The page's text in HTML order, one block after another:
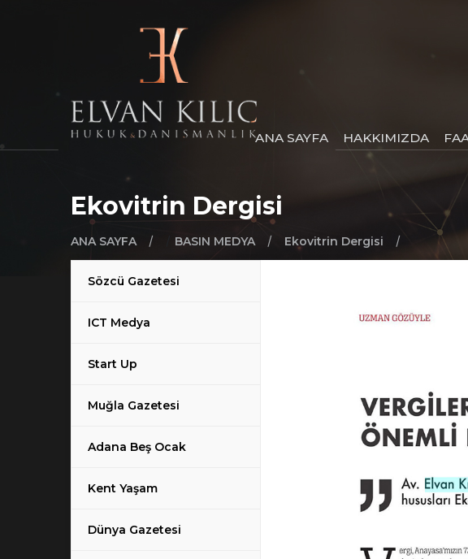
ANA SAYFA HAKKIMIZDA
Ekovitrin Dergisi
ANA SAYFA / BASIN MEDYA / Ekovitrin Dergisi /
Sözcü Gazetesi
ICT Medya
Start Up
Muğla Gazetesi
Adana Beş Ocak
Kent Yaşam
Dünya Gazetesi